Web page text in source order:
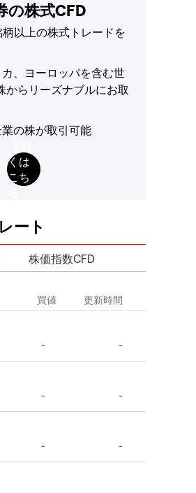
の株式CFD
以上の株式トレードを
、ヨーロッパを含む世
からリーズナブルにお取
の株が取引可能
ート
株価指数CFD